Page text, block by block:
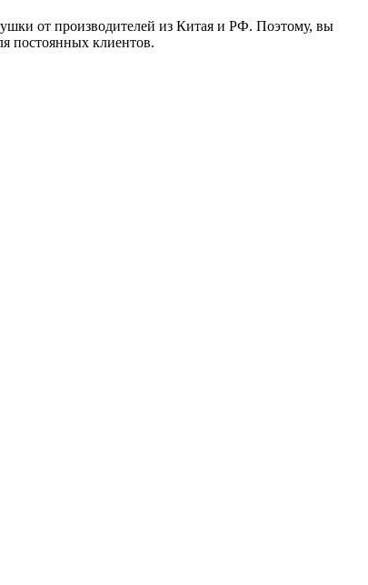
от производителей из Китая и РФ. Поэтому, вы
постоянных клиентов.